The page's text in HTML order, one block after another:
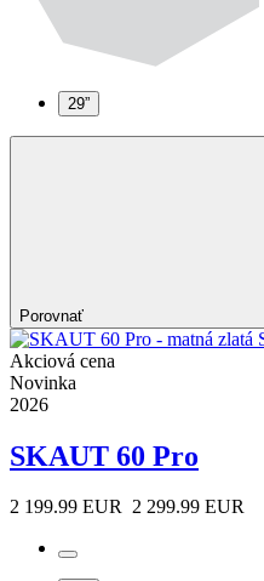
29”
Porovnať
Akciová cena
Novinka
2026
SKAUT 60 Pro
2 199.99 EUR 2 299.99 EUR